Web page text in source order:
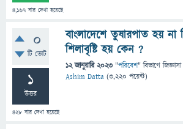
4,167 বার দেখা হয়েছে
0
টি ভোট
1
উত্তর
428 বার দেখা হয়েছে
বাংলাদেশে তুষারপাত হয় না
শিলাবৃষ্টি হয় কেন ?
12 জানুয়ারি 2023 "পরিবেশ" বিভাগে জিজ্ঞাসা
Ashim Datta (3,220 পয়েন্ট)